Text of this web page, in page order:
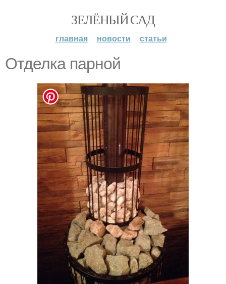
ЗЕЛЁНЫЙ САД
главная новости статьи
Отделка парной